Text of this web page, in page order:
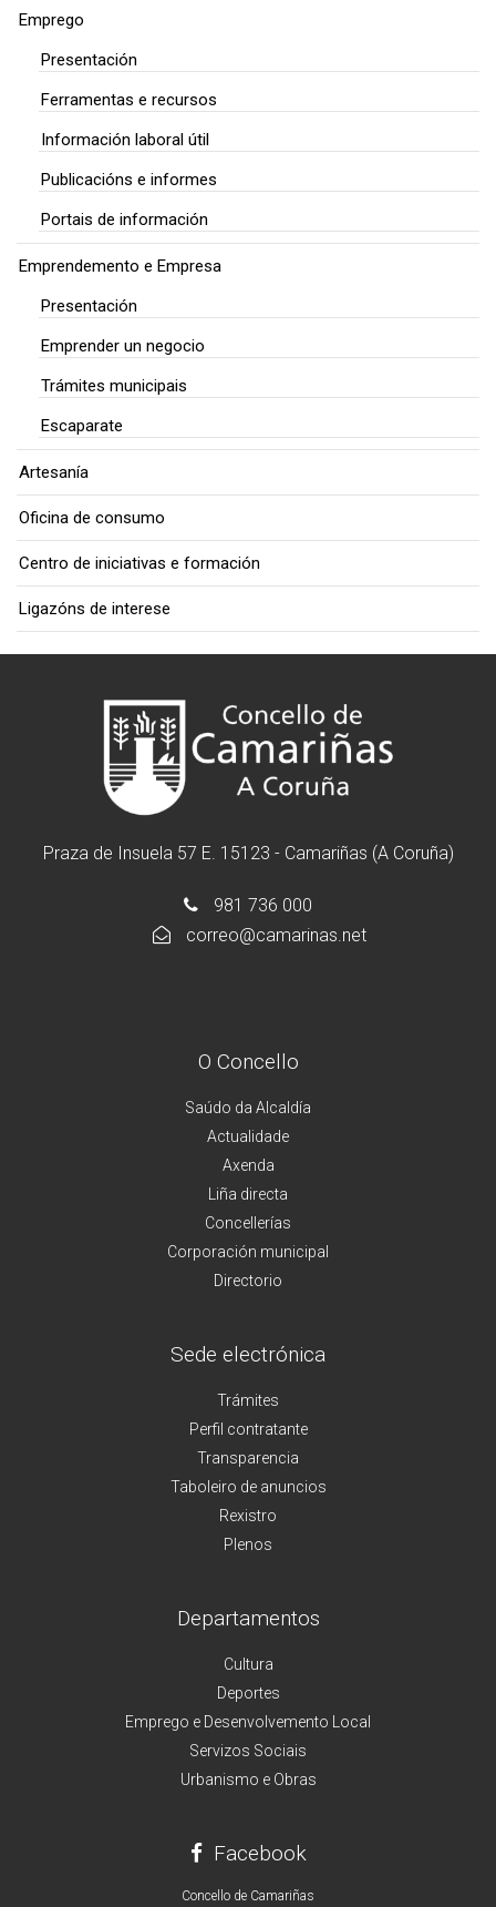
Emprego
Presentación
Ferramentas e recursos
Información laboral útil
Publicacións e informes
Portais de información
Emprendemento e Empresa
Presentación
Emprender un negocio
Trámites municipais
Escaparate
Artesanía
Oficina de consumo
Centro de iniciativas e formación
Ligazóns de interese
Praza de Insuela 57 E. 15123 - Camariñas (A Coruña)
981 736 000
correo@camarinas.net
O Concello
Saúdo da Alcaldía
Actualidade
Axenda
Liña directa
Concellerías
Corporación municipal
Directorio
Sede electrónica
Trámites
Perfil contratante
Transparencia
Taboleiro de anuncios
Rexistro
Plenos
Departamentos
Cultura
Deportes
Emprego e Desenvolvemento Local
Servizos Sociais
Urbanismo e Obras
Facebook
Concello de Camariñas